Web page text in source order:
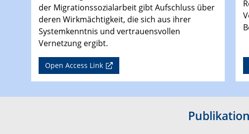
der Migrationssozialarbeit gibt Aufschluss über
deren Wirkmächtigkeit, die sich aus ihrer
Systemkenntnis und vertrauensvollen
Vernetzung ergibt.
Open Access Link